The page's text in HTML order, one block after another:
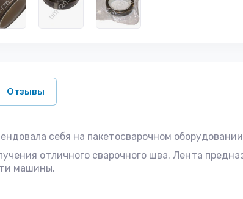
Отзывы
себя на пакетосварочном
отличного сварочного шва. Лента
машины.